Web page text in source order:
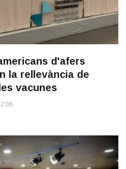
d'afers
la rellevància de
vacunes